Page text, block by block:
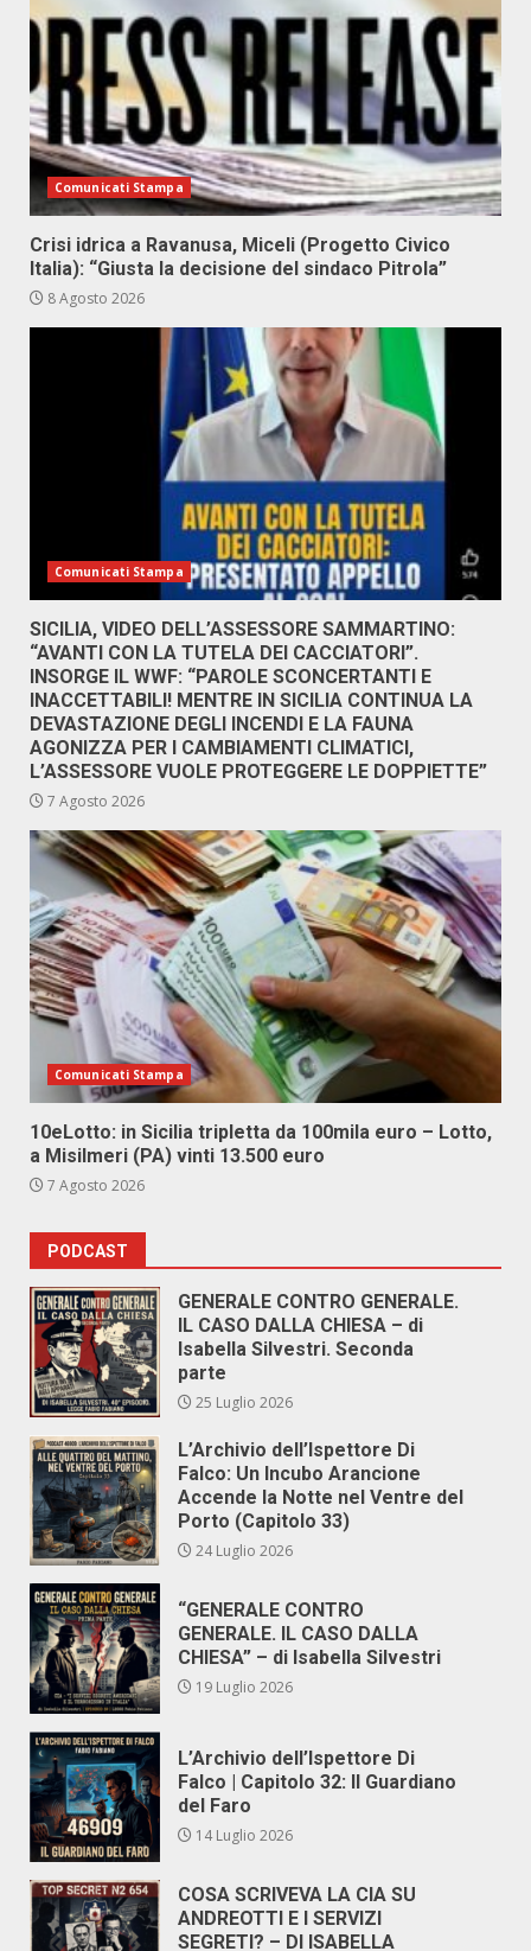
Comunicati Stampa
Crisi idrica a Ravanusa, Miceli (Progetto Civico
Italia): “Giusta la decisione del sindaco Pitrola”
8 Agosto 2026
Comunicati Stampa
SICILIA, VIDEO DELL’ASSESSORE SAMMARTINO:
“AVANTI CON LA TUTELA DEI CACCIATORI”.
INSORGE IL WWF: “PAROLE SCONCERTANTI E
INACCETTABILI! MENTRE IN SICILIA CONTINUA LA
DEVASTAZIONE DEGLI INCENDI E LA FAUNA
AGONIZZA PER I CAMBIAMENTI CLIMATICI,
L’ASSESSORE VUOLE PROTEGGERE LE DOPPIETTE”
7 Agosto 2026
Comunicati Stampa
10eLotto: in Sicilia tripletta da 100mila euro – Lotto,
a Misilmeri (PA) vinti 13.500 euro
7 Agosto 2026
PODCAST
GENERALE CONTRO GENERALE.
IL CASO DALLA CHIESA – di
Isabella Silvestri. Seconda
parte
25 Luglio 2026
L’Archivio dell’Ispettore Di
Falco: Un Incubo Arancione
Accende la Notte nel Ventre del
Porto (Capitolo 33)
24 Luglio 2026
“GENERALE CONTRO
GENERALE. IL CASO DALLA
CHIESA” – di Isabella Silvestri
19 Luglio 2026
L’Archivio dell’Ispettore Di
Falco | Capitolo 32: Il Guardiano
del Faro
14 Luglio 2026
COSA SCRIVEVA LA CIA SU
ANDREOTTI E I SERVIZI
SEGRETI? – DI ISABELLA